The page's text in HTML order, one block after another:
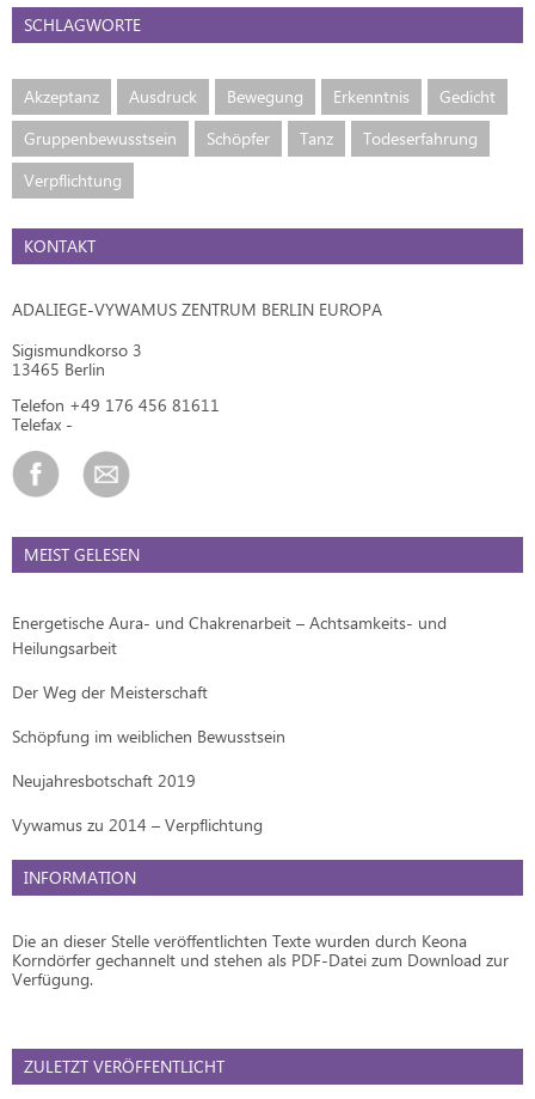
SCHLAGWORTE
Akzeptanz Ausdruck Bewegung Erkenntnis
Gedicht
Gruppenbewusstsein
Schöpfer Tanz
Todeserfahrung
Verpflichtung
KONTAKT
ADALIEGE-VYWAMUS ZENTRUM BERLIN EUROPA
Sigismundkorso 3
13465 Berlin
Telefon +49 176 456 81611
Telefax -
MEIST GELESEN
Energetische Aura- und Chakrenarbeit – Achtsamkeits- und
Heilungsarbeit
Der Weg der Meisterschaft
Schöpfung im weiblichen Bewusstsein
Neujahresbotschaft 2019
Vywamus zu 2014 – Verpflichtung
INFORMATION
Die an dieser Stelle veröffentlichten Texte wurden durch Keona
Korndörfer gechannelt und stehen als PDF-Datei zum Download zur
Verfügung.
ZULETZT VERÖFFENTLICHT